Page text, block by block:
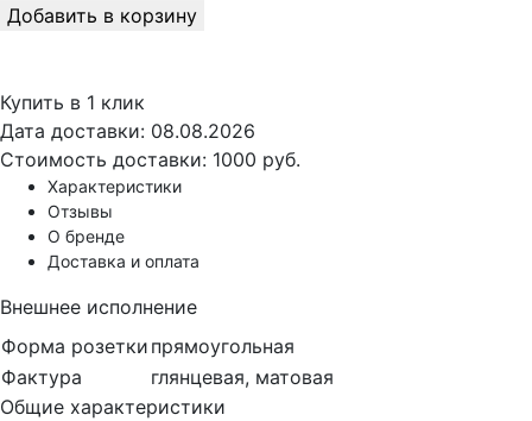
Добавить в корзину
Купить в 1 клик
Дата доставки: 08.08.2026
Стоимость доставки: 1000 руб.
Характеристики
Отзывы
О бренде
Доставка и оплата
Внешнее исполнение
Форма розетки прямоугольная
Фактура
глянцевая, матовая
Общие характеристики